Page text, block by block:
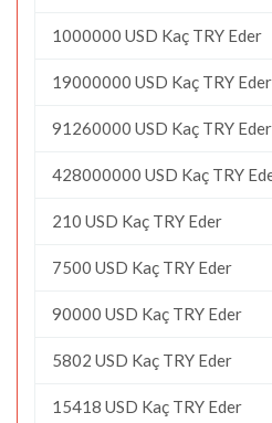
1000000 USD Kaç TRY Eder
19000000 USD Kaç TRY Eder
91260000 USD Kaç TRY Eder
428000000 USD Kaç TRY
210 USD Kaç TRY Eder
7500 USD Kaç TRY Eder
90000 USD Kaç TRY Eder
5802 USD Kaç TRY Eder
15418 USD Kaç TRY Eder